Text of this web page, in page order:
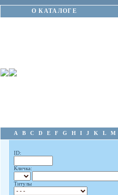
О КАТАЛОГЕ
A B C D E F G H I J K L M
ID:
Кличка:
Титулы